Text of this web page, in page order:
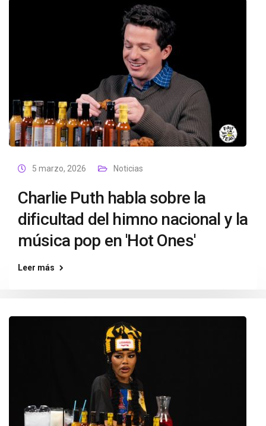
5 marzo, 2026 Noticias
Charlie Puth habla sobre la
dificultad del himno nacional y la
música pop en 'Hot Ones'
Leer más